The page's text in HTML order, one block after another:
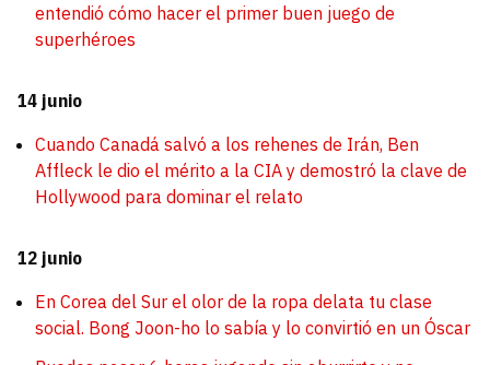
entendió cómo hacer el primer buen juego de
superhéroes
14 junio
Cuando Canadá salvó a los rehenes de Irán, Ben
Affleck le dio el mérito a la CIA y demostró la clave de
Hollywood para dominar el relato
12 junio
En Corea del Sur el olor de la ropa delata tu clase
social. Bong Joon-ho lo sabía y lo convirtió en un Óscar